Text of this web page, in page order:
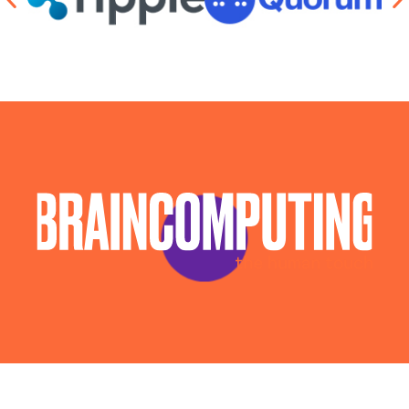
Consulente Informatico Benevento
Servizi Cybersecurity Benevento
Servizi Sicurezza Informatica Benevento
Sistema Ai Benevento
Software House Benevento